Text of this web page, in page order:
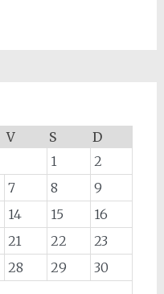
V S
D
1
2
7 8
9
14 15
16
21 22
23
28 29
30